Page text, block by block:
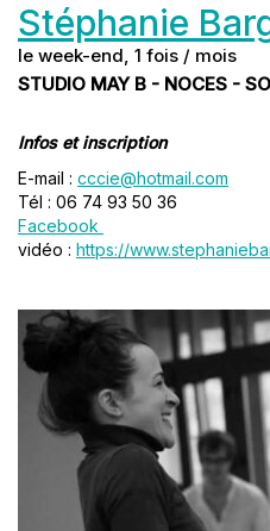
Stéphanie
le week-end, 1 fois / mois
STUDIO MAY B - NOCES -
Infos et inscription
E-mail : cccie@hotmail.com
Tél : 06 74 93 50 36
Facebook
vidéo : https://